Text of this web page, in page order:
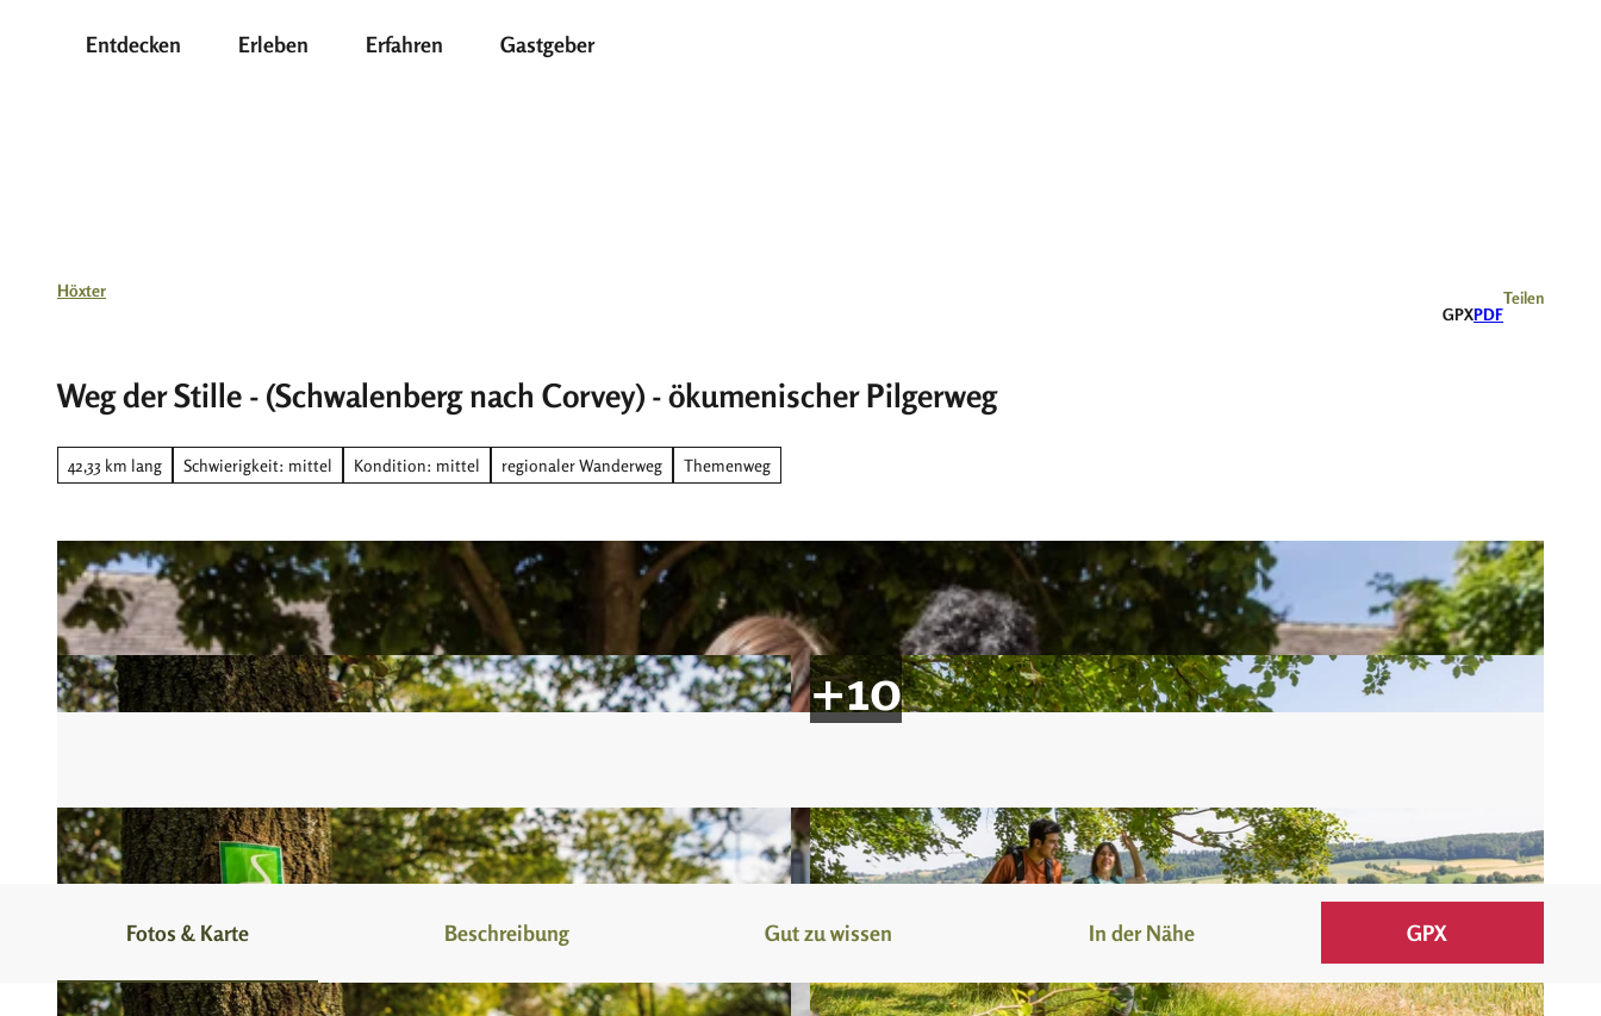
Entdecken Erleben Erfahren Gastgeber
Höxter
GPXPDF
Teilen
Weg der Stille - (Schwalenberg nach Corvey) - ökumenischer Pilgerweg
42,33 km lang Schwierigkeit: mittel Kondition: mittel regionaler Wanderweg Themenweg
Fotos & Karte Beschreibung Gut zu wissen In der Nähe GPX